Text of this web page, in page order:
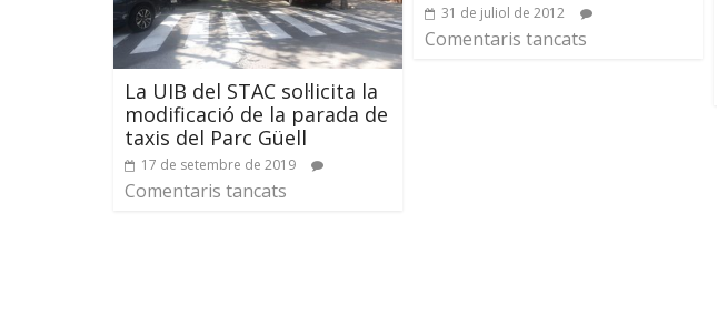
La UIB del STAC sol·licita la
modificació de la parada de
taxis del Parc Güell
17 de setembre de 2019
Comentaris tancats
31 de juliol de 2012
Comentaris tancats